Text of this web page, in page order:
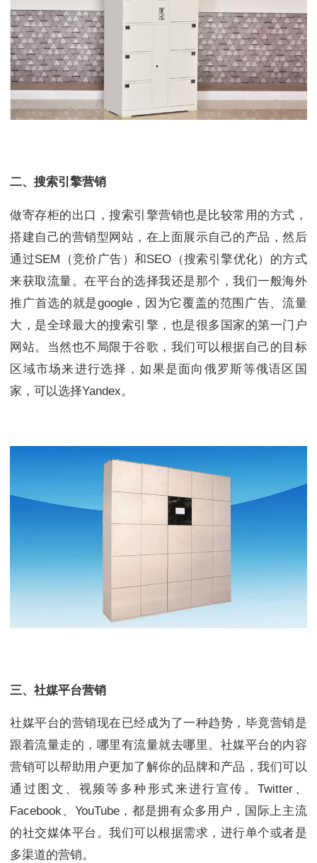
二、搜索引擎营销
做寄存柜的出口，搜索引擎营销也是比较常用的方式，
搭建自己的营销型网站，在上面展示自己的产品，然后
通过SEM（竞价广告）和SEO（搜索引擎优化）的方式
来获取流量。在平台的选择我还是那个，我们一般海外
推广首选的就是google，因为它覆盖的范围广告、流量
大，是全球最大的搜索引擎，也是很多国家的第一门户
网站。当然也不局限于谷歌，我们可以根据自己的目标
区域市场来进行选择，如果是面向俄罗斯等俄语区国
家，可以选择Yandex。
三、社媒平台营销
社媒平台的营销现在已经成为了一种趋势，毕竟营销是
跟着流量走的，哪里有流量就去哪里。社媒平台的内容
营销可以帮助用户更加了解你的品牌和产品，我们可以
通过图文、视频等多种形式来进行宣传。Twitter、
Facebook、YouTube，都是拥有众多用户，国际上主流
的社交媒体平台。我们可以根据需求，进行单个或者是
多渠道的营销。